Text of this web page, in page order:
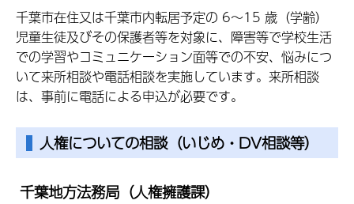
千葉市在住又は千葉市内転居予定の 6～15 歳（学齢）
児童生徒及びその保護者等を対象に、障害等で学校生活
での学習やコミュニケーション面等での不安、悩みにつ
いて来所相談や電話相談を実施しています。来所相談
は、事前に電話による申込が必要です。
人権についての相談（いじめ・DV相談等）
千葉地方法務局（人権擁護課）